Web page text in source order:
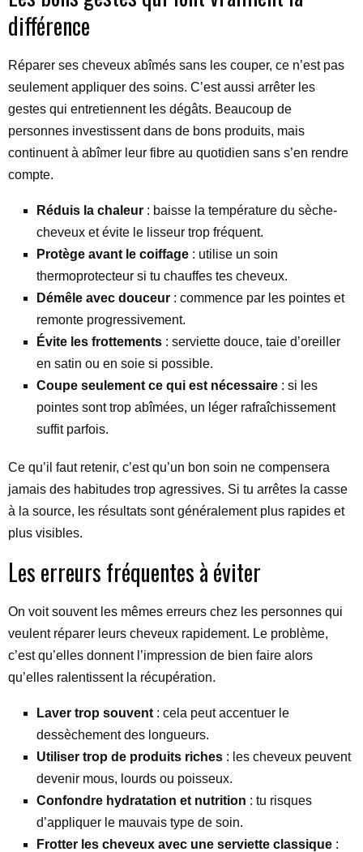
différence
Réparer ses cheveux abîmés sans les couper, ce n’est pas
seulement appliquer des soins. C’est aussi arrêter les
gestes qui entretiennent les dégâts. Beaucoup de
personnes investissent dans de bons produits, mais
continuent à abîmer leur fibre au quotidien sans s’en rendre
compte.
Réduis la chaleur : baisse la température du sèche-
cheveux et évite le lisseur trop fréquent.
Protège avant le coiffage : utilise un soin
thermoprotecteur si tu chauffes tes cheveux.
Démêle avec douceur : commence par les pointes et
remonte progressivement.
Évite les frottements : serviette douce, taie d’oreiller
en satin ou en soie si possible.
Coupe seulement ce qui est nécessaire : si les
pointes sont trop abîmées, un léger rafraîchissement
suffit parfois.
Ce qu’il faut retenir, c’est qu’un bon soin ne compensera
jamais des habitudes trop agressives. Si tu arrêtes la casse
à la source, les résultats sont généralement plus rapides et
plus visibles.
Les erreurs fréquentes à éviter
On voit souvent les mêmes erreurs chez les personnes qui
veulent réparer leurs cheveux rapidement. Le problème,
c’est qu’elles donnent l’impression de bien faire alors
qu’elles ralentissent la récupération.
Laver trop souvent : cela peut accentuer le
dessèchement des longueurs.
Utiliser trop de produits riches : les cheveux peuvent
devenir mous, lourds ou poisseux.
Confondre hydratation et nutrition : tu risques
d’appliquer le mauvais type de soin.
Frotter les cheveux avec une serviette classique :